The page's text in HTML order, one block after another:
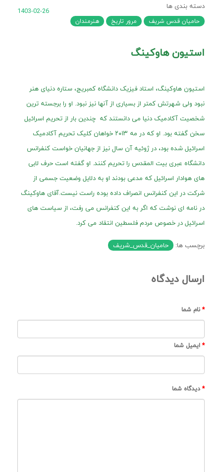
1403-02-26 دسته بندی ها
حامیان قدس شریف مرور تاریخ هنرمندان
استیون هاوکینگ‌
استیون هاوکینگ‌،‌ استاد فیزیک دانشگاه کمبریج، ستاره دنیای هنر
نبود ولی شهرتش کمتر از بسیاری از آنها نیز نبود. او را برجسته ترین
شخصیت آکادمیک دنیا می دانستند که چندین بار از تحریم اسرائیل
سخن گفته بود. او که در مه ۲۰۱۳ خواهان کلیک تحریم آکادمیک
اسرائیل شده بود، در ژوئیه آن سال نیز از جهانیان خواست کنفرانس
دانشگاه عبری بیت المقدس را تحریم کنند. او گفته است حرف لابی
های هوادار اسرائیل که مدعی بودند او به دلایل وضعیت جسمی از
شرکت در این کنفرانس انصراف داده بوده راست نیست.آقای هاوکینگ
در نامه ای نوشت که اگر به این کنفرانس می رفت، از سیاست های
اسرائیل در خصوص مردم فلسطین انتقاد می کرد.
برچسب ها: حامیان_قدس_شریف
ارسال دیدگاه
نام شما
ایمیل شما
دیدگاه شما